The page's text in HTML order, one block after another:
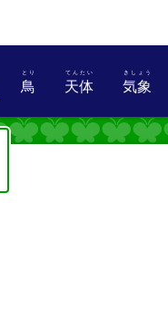
ちゅう
鳥 とり
天体 気象